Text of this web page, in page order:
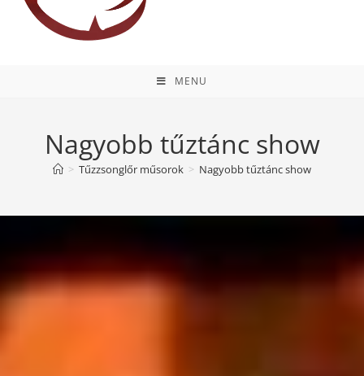
MENU
Nagyobb tűztánc show
> Tűzzsonglőr műsorok > Nagyobb tűztánc show